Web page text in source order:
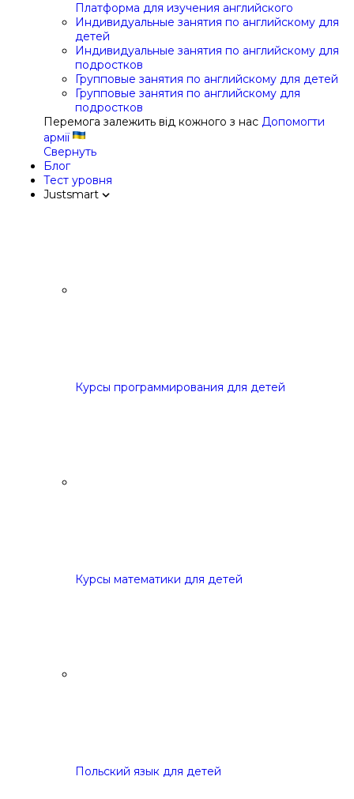
Платформа для изучения английского
Индивидуальные занятия по английскому для
детей
Индивидуальные занятия по английскому для
подростков
Групповые занятия по английскому для детей
Групповые занятия по английскому для
подростков
Перемога залежить від кожного з нас Допомогти
армії
Свернуть
Блог
Тест уровня
Justsmart
Курсы программирования для детей
Курсы математики для детей
Польский язык для детей